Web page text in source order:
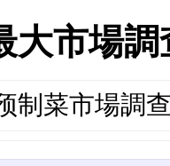
大市場
制菜市場調